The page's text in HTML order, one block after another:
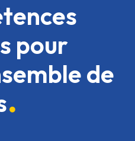
pour
de